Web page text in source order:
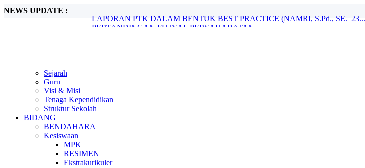
NEWS UPDATE :
LAPORAN PTK DALAM BENTUK BEST PRACTICE (NAMRI, S.Pd., SE._23...
PERTANDINGAN FUTSAL PERSAHABATAN...
Sejarah
Guru
Visi & Misi
Tenaga Kependidikan
Struktur Sekolah
BIDANG
BENDAHARA
Kesiswaan
MPK
RESIMEN
Ekstrakurikuler